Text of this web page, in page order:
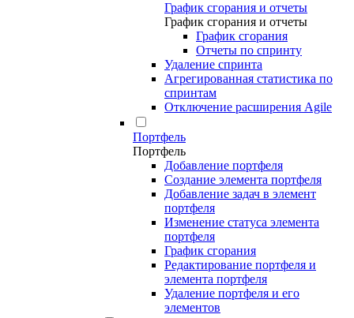
График сгорания и отчеты
График сгорания и отчеты
График сгорания
Отчеты по спринту
Удаление спринта
Агрегированная статистика по
спринтам
Отключение расширения Agile
Портфель
Портфель
Добавление портфеля
Создание элемента портфеля
Добавление задач в элемент
портфеля
Изменение статуса элемента
портфеля
График сгорания
Редактирование портфеля и
элемента портфеля
Удаление портфеля и его
элементов